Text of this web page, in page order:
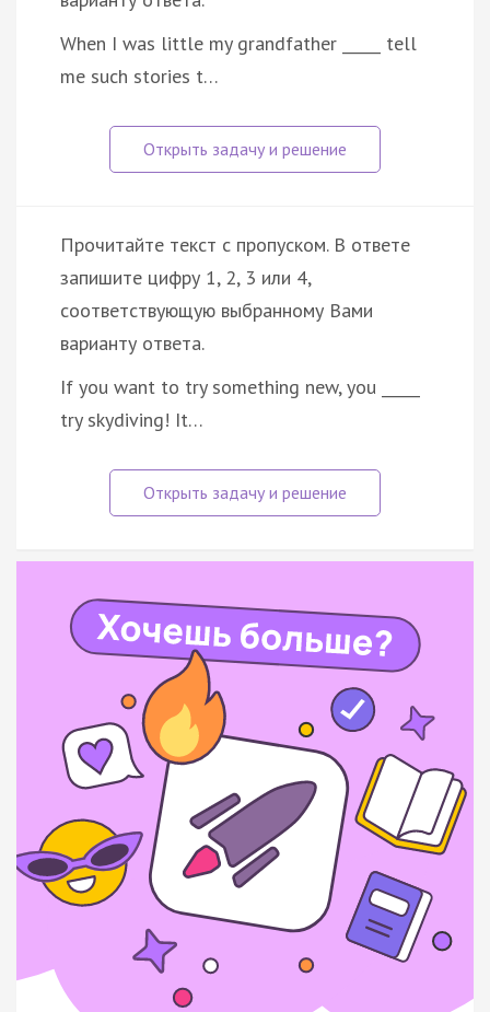
When I was little my grandfather _____ tell
me such stories t…
Прочитайте текст с пропуском. В ответе
запишите цифру 1, 2, 3 или 4,
соответствующую выбранному Вами
варианту ответа.
If you want to try something new, you _____
try skydiving! It…